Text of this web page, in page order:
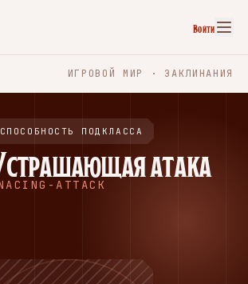
Войти
ИГРОВОЙ МИР · ЗАКЛИНАНИЯ
СПОСОБНОСТЬ ПОДКЛАССА
атака
ATTACK